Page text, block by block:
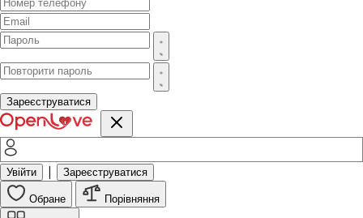
Зареєструватися
Увійти | Зареєструватися
Обране Порівняння